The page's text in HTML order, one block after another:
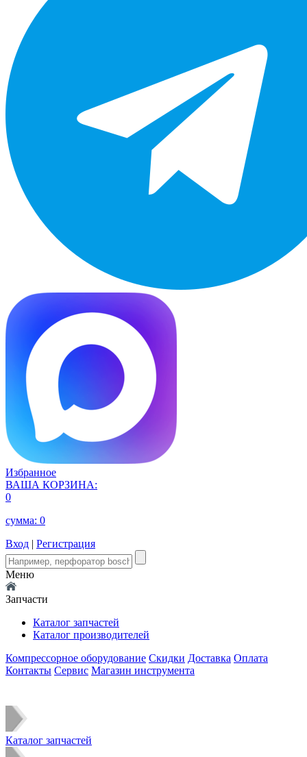
Избранное
ВАША КОРЗИНА:
0
сумма: 0
Вход | Регистрация
Меню
Запчасти
Каталог запчастей
Каталог производителей
Компрессорное оборудование Скидки Доставка Оплата
Контакты Сервис Магазин инструмента
Каталог запчастей